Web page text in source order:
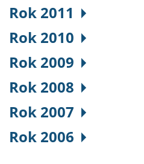
Rok 2011
Rok 2010
Rok 2009
Rok 2008
Rok 2007
Rok 2006